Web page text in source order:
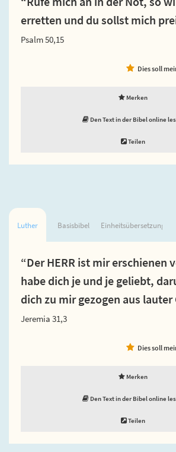
erretten und du sollst mich
Psalm 50,15
Dies soll
Merken
Den Text in der Bibel online
Teilen
Luther Basisbibel Einheitsübersetzung
“Der HERR ist mir erschienen
habe dich je und je geliebt,
dich zu mir gezogen aus lauter
Jeremia 31,3
Dies soll
Merken
Den Text in der Bibel online
Teilen